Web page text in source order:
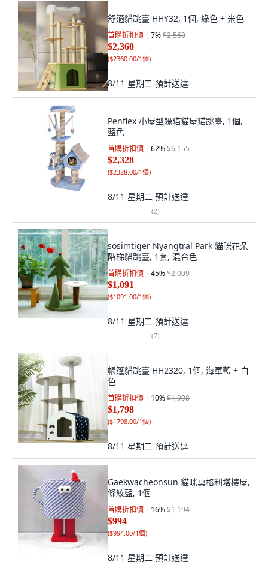
舒適貓跳臺 HHY32, 1個, 綠色 + 米色
首購折扣價 7%$2,560
$2,360
($2360.00/1個)
8/11 星期二 預計送達
Penflex 小屋型躲貓貓屋貓跳臺, 1個,
藍色
首購折扣價 62%$6,155
$2,328
($2328.00/1個)
8/11 星期二 預計送達
(2)
sosimtiger Nyangtral Park 貓咪花朵
階梯貓跳臺, 1套, 混合色
首購折扣價 45%$2,009
$1,091
($1091.00/1個)
8/11 星期二 預計送達
(7)
帳篷貓跳臺 HH2320, 1個, 海軍藍 + 白
色
首購折扣價 10%$1,998
$1,798
($1798.00/1個)
8/11 星期二 預計送達
Gaekwacheonsun 貓咪莫格利塔樓屋,
條紋藍, 1個
首購折扣價 16%$1,194
$994
($994.00/1個)
8/11 星期二 預計送達